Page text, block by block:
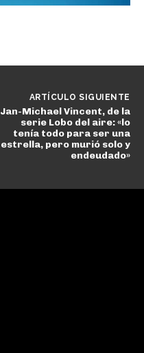
ARTÍCULO SIGUIENTE
Jan-Michael Vincent, de la
serie Lobo del aire: «lo
tenía todo para ser una
estrella, pero murió solo y
endeudado»